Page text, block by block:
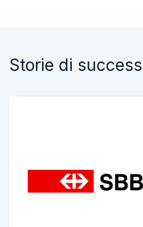
Storie di